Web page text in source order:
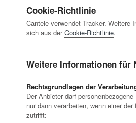
Cookie-Richtlinie
Cantele verwendet Tracker. Weitere
sich aus derCookie-Richtlinie.
Weitere Informationen für
Rechtsgrundlagen der
Der Anbieter darf
nur dann verarbeiten, wenn einer
zutrifft: